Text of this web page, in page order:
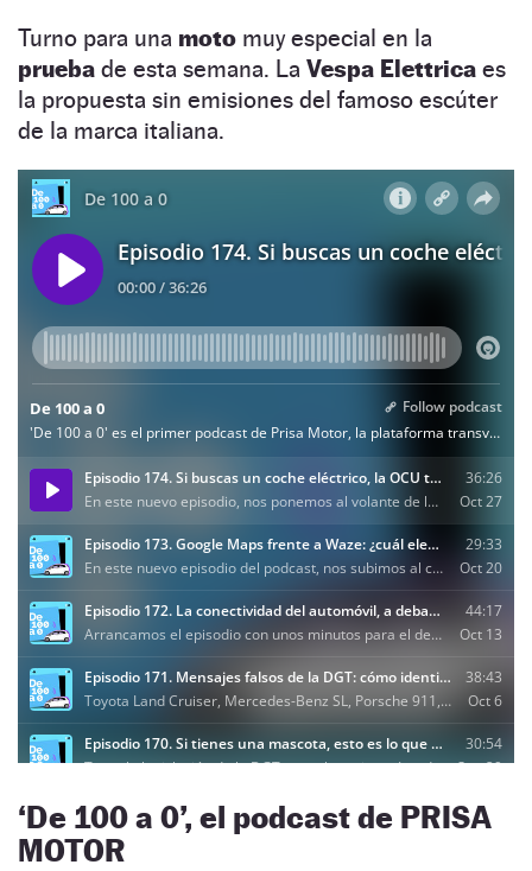
Turno para una moto muy especial en la
prueba de esta semana. La Vespa Elettrica es
la propuesta sin emisiones del famoso escúter
de la marca italiana.
‘De 100 a 0’, el podcast de PRISA
MOTOR